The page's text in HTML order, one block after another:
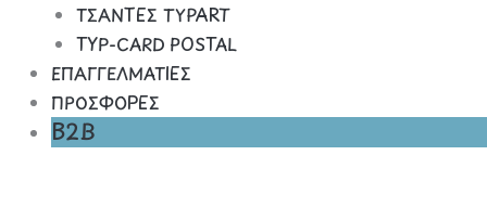
ΤΣΑΝΤΕΣ TYPART
TYP-CARD POSTAL
ΕΠΑΓΓΕΛΜΑΤΙΕΣ
ΠΡΟΣΦΟΡΕΣ
B2B